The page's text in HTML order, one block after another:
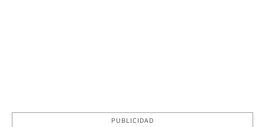
PUBLICIDAD